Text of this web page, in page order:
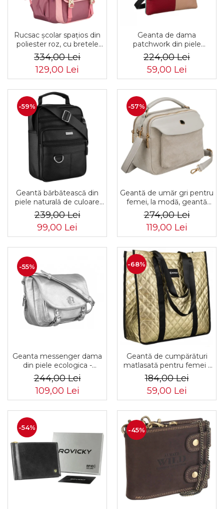
Rucsac școlar spațios din
poliester roz, cu bretele
reglabile - Peterson PTR-
PTN 8610-1327 PINK
334,00 Lei
129,00 Lei
Geanta de dama
patchwork din piele
naturala PTR-1718-SKL-
6922 MULTI
224,00 Lei
59,00 Lei
-59%
Geantă bărbătească din
piele naturală de culoare
neagră - Rovicky PTR-R-
ST7-01-7571-BLACK
239,00 Lei
99,00 Lei
-57%
Geantă de umăr gri pentru
femei, la modă, geantă
mică urbană cu fermoar,
piele ecologică - Peterson
PTR-PTN MX02-P-7700
274,00 Lei
119,00 Lei
-55%
Geanta messenger dama
din piele ecologica -
Rovicky PTR-R-TOR-ALE-
2-3776 SIL
244,00 Lei
109,00 Lei
-68%
Geantă de cumpărături
matlasată pentru femei -
Rovicky PTR-RSPV-001P-
5277 GOLD
184,00 Lei
59,00 Lei
-54% -45%